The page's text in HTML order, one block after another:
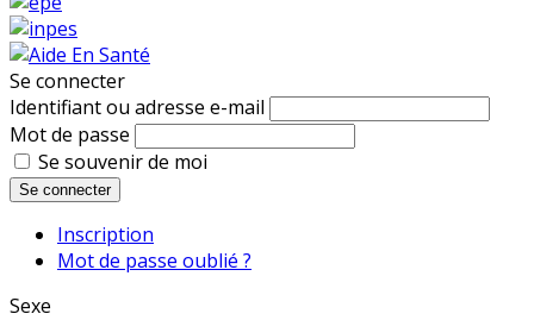
Se connecter
Identifiant ou adresse e-mail
Mot de passe
Se souvenir de moi
Se connecter
Inscription
Mot de passe oublié ?
Sexe